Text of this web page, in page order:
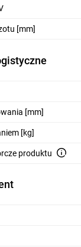
Telewizja naziemna i satelitarna
[mm]
[mm]
[kg]
produktu